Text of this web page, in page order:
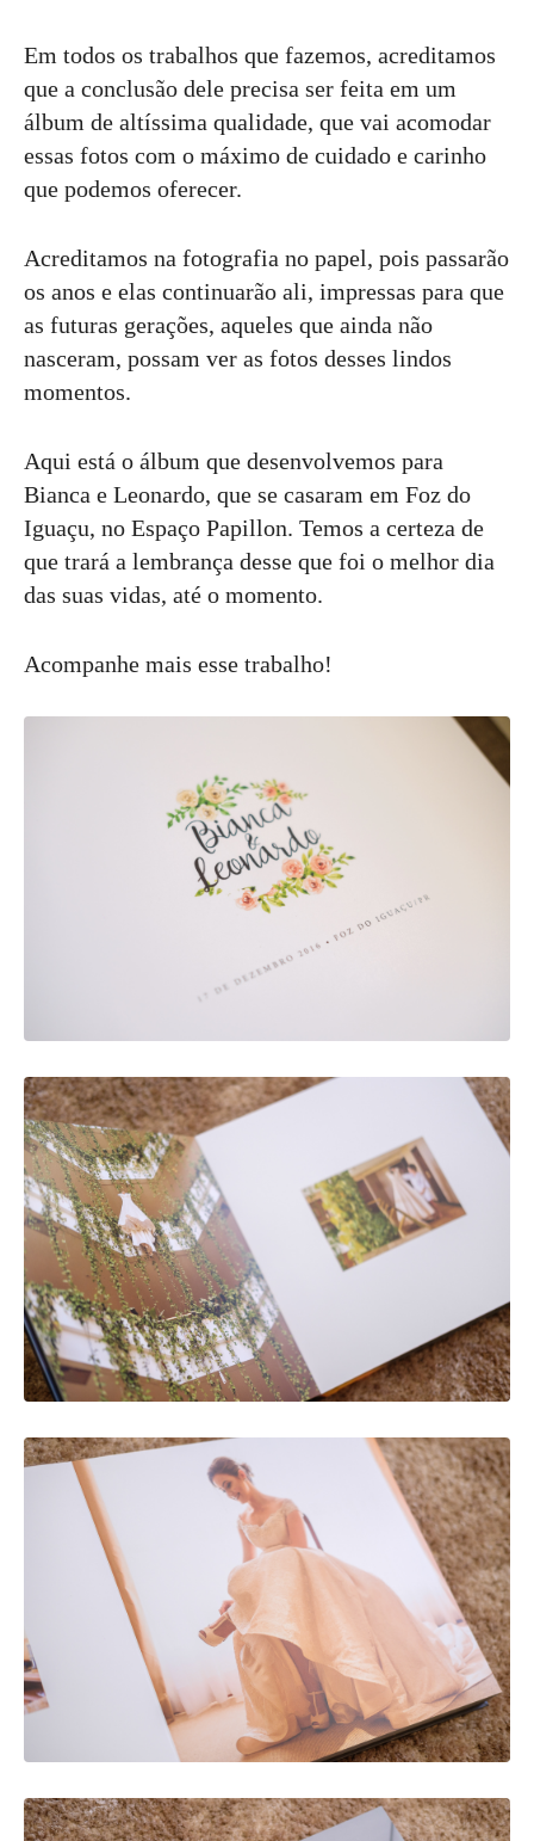
Em todos os trabalhos que fazemos, acreditamos
que a conclusão dele precisa ser feita em um
álbum de altíssima qualidade, que vai acomodar
essas fotos com o máximo de cuidado e carinho
que podemos oferecer.
Acreditamos na fotografia no papel, pois passarão
os anos e elas continuarão ali, impressas para que
as futuras gerações, aqueles que ainda não
nasceram, possam ver as fotos desses lindos
momentos.
Aqui está o álbum que desenvolvemos para
Bianca e Leonardo, que se casaram em Foz do
Iguaçu, no Espaço Papillon. Temos a certeza de
que trará a lembrança desse que foi o melhor dia
das suas vidas, até o momento.
Acompanhe mais esse trabalho!